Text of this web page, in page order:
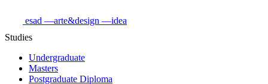
esad —arte&design —idea
Studies
Undergraduate
Masters
Postgraduate Diploma